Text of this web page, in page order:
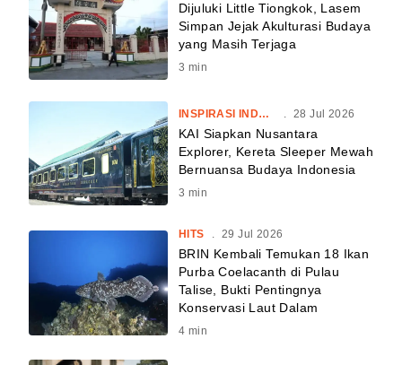
Dijuluki Little Tiongkok, Lasem
Simpan Jejak Akulturasi Budaya
yang Masih Terjaga
3 min
INSPIRASI INDONESIA . 28 Jul 2026
KAI Siapkan Nusantara
Explorer, Kereta Sleeper Mewah
Bernuansa Budaya Indonesia
3 min
HITS . 29 Jul 2026
BRIN Kembali Temukan 18 Ikan
Purba Coelacanth di Pulau
Talise, Bukti Pentingnya
Konservasi Laut Dalam
4 min